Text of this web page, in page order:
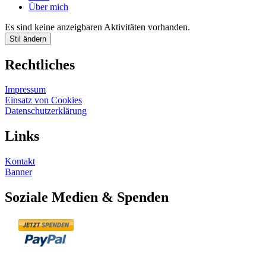
Über mich
Es sind keine anzeigbaren Aktivitäten vorhanden.
Stil ändern
Rechtliches
Impressum
Einsatz von Cookies
Datenschutzerklärung
Links
Kontakt
Banner
Soziale Medien & Spenden